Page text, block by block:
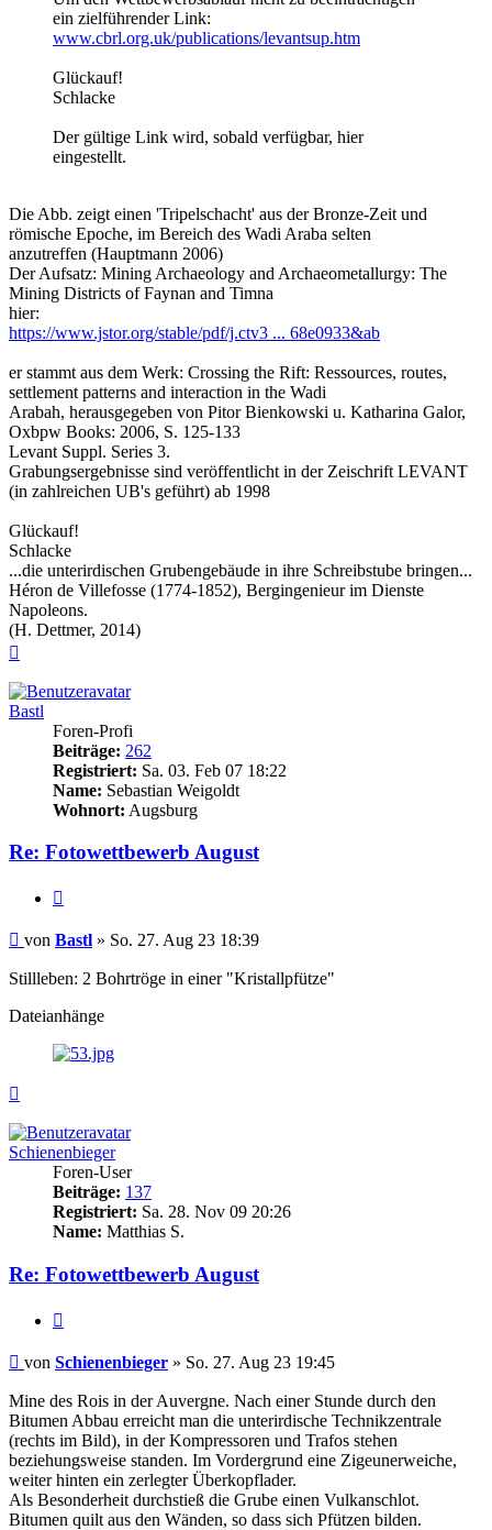
ein zielführender Link:
www.cbrl.org.uk/publications/levantsup.htm
Glückauf!
Schlacke
Der gültige Link wird, sobald verfügbar, hier
eingestellt.
Die Abb. zeigt einen 'Tripelschacht' aus der Bronze-Zeit und
römische Epoche, im Bereich des Wadi Araba selten
anzutreffen (Hauptmann 2006)
Der Aufsatz: Mining Archaeology and Archaeometallurgy: The
Mining Districts of Faynan and Timna
hier:
https://www.jstor.org/stable/pdf/j.ctv3 ... 68e0933&ab
er stammt aus dem Werk: Crossing the Rift: Ressources, routes,
settlement patterns and interaction in the Wadi
Arabah, herausgegeben von Pitor Bienkowski u. Katharina Galor,
Oxbpw Books: 2006, S. 125-133
Levant Suppl. Series 3.
Grabungsergebnisse sind veröffentlicht in der Zeischrift LEVANT
(in zahlreichen UB's geführt) ab 1998
Glückauf!
Schlacke
...die unterirdischen Grubengebäude in ihre Schreibstube bringen...
Héron de Villefosse (1774-1852), Bergingenieur im Dienste
Napoleons.
(H. Dettmer, 2014)
Bastl
Foren-Profi
Beiträge: 262
Registriert: Sa. 03. Feb 07 18:22
Name: Sebastian Weigoldt
Wohnort: Augsburg
Re: Fotowettbewerb August
Beitrag
von Bastl » So. 27. Aug 23 18:39
Stillleben: 2 Bohrtröge in einer "Kristallpfütze"
Dateianhänge
Schienenbieger
Foren-User
Beiträge: 137
Registriert: Sa. 28. Nov 09 20:26
Name: Matthias S.
Re: Fotowettbewerb August
Beitrag
von Schienenbieger » So. 27. Aug 23 19:45
Mine des Rois in der Auvergne. Nach einer Stunde durch den
Bitumen Abbau erreicht man die unterirdische Technikzentrale
(rechts im Bild), in der Kompressoren und Trafos stehen
beziehungsweise standen. Im Vordergrund eine Zigeunerweiche,
weiter hinten ein zerlegter Überkopflader.
Als Besonderheit durchstieß die Grube einen Vulkanschlot.
Bitumen quilt aus den Wänden, so dass sich Pfützen bilden.